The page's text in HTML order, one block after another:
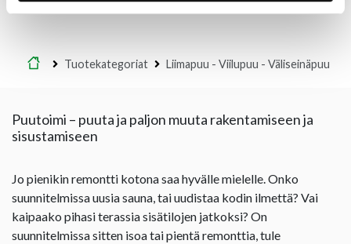
Etusivu
Tuotekategoriat Liimapuu - Viilupuu - Väliseinäpuu
Puutoimi – puuta ja paljon muuta rakentamiseen ja
sisustamiseen
Jo pienikin remontti kotona saa hyvälle mielelle. Onko
suunnitelmissa uusia sauna, tai uudistaa kodin ilmettä? Vai
kaipaako pihasi terassia sisätilojen jatkoksi? On
suunnitelmissa sitten isoa tai pientä remonttia, tule